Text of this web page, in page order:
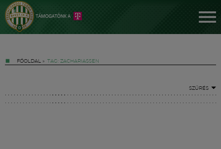
FŐOLDAL » TAG: ZACHARIASSEN
SZŰRÉS